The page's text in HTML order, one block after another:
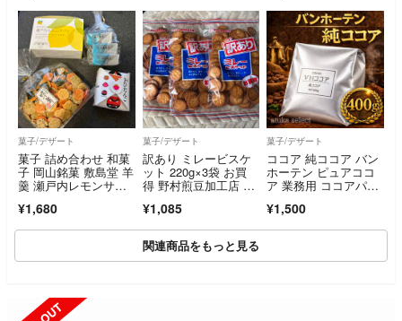
菓子/デザート
菓子 詰め合わせ 和菓
子 岡山銘菓 敷島堂 羊
羹 瀬戸内レモンサブ
石 せんべい
¥1,680
菓子/デザート
訳あり ミレービスケ
ット 220g×3袋 お買
得 野村煎豆加工店 お
¥1,085
菓子/デザート
ココア 純ココア バン
ホーテン ピュアココ
ア 業務用 ココアパウ
ェノール 製菓 お菓子
作り 無糖 400ｇ
¥1,500
関連商品をもっと見る
SOLD OUT